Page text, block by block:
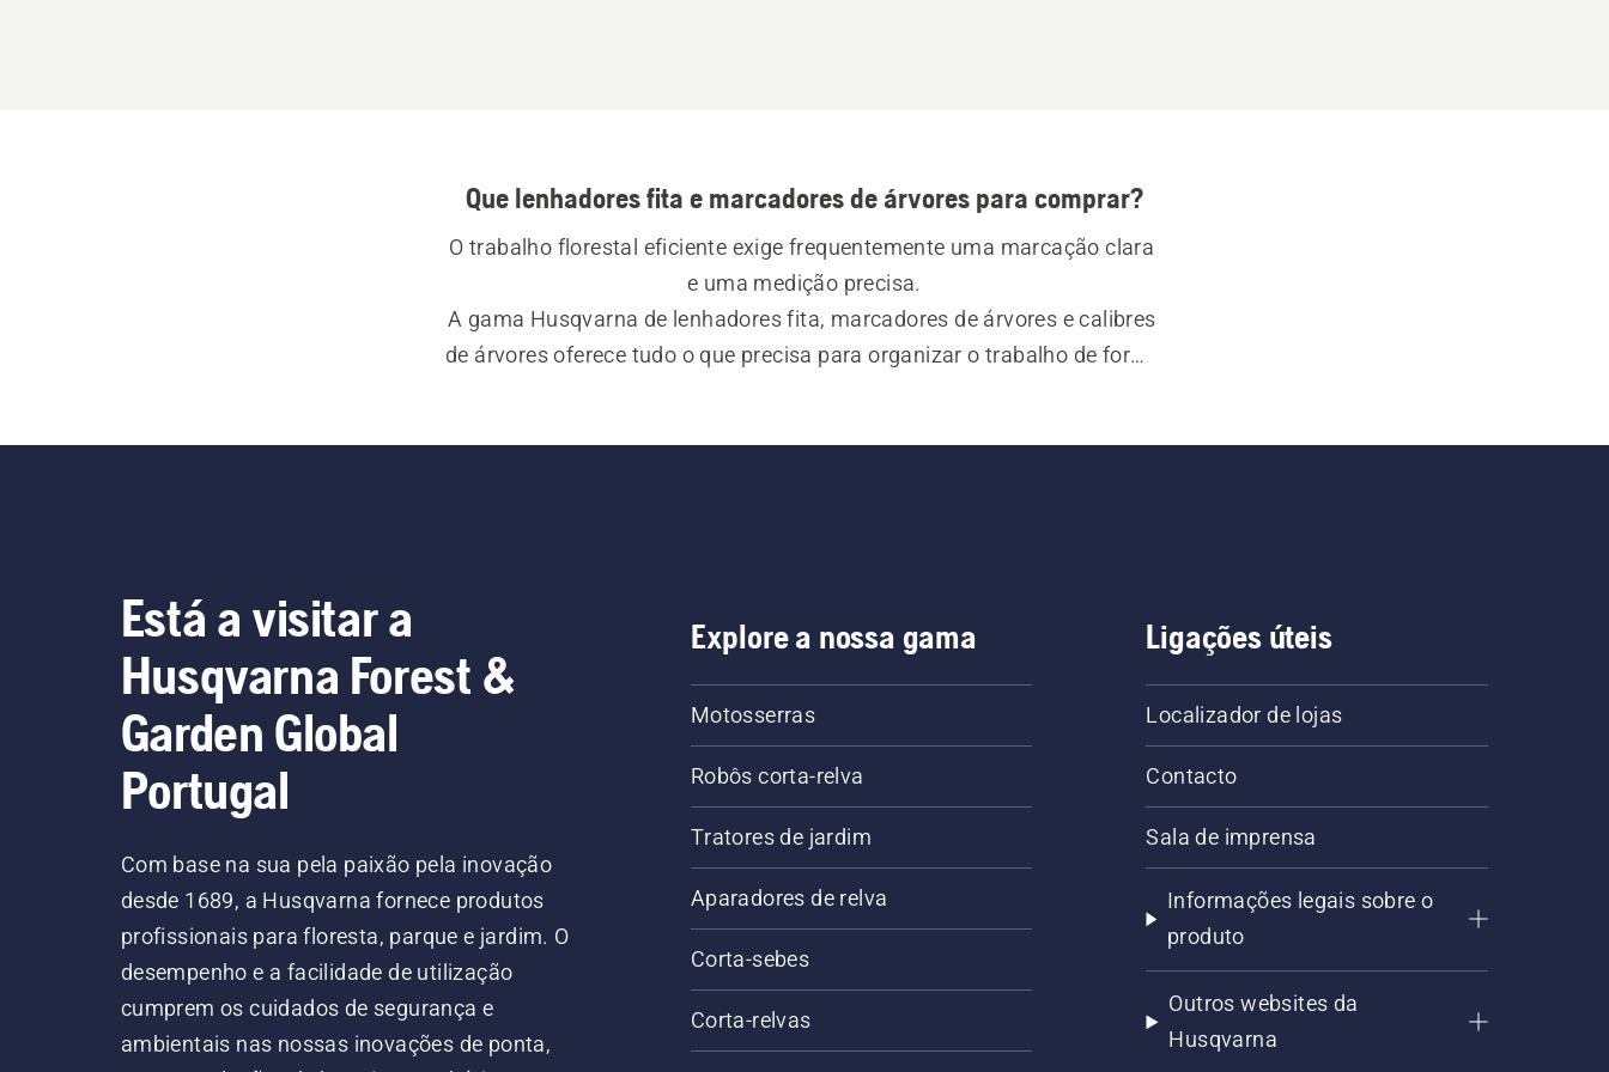
Que lenhadores fita e marcadores de árvores para comprar?
O trabalho florestal eficiente exige frequentemente uma marcação clara
e uma medição precisa.
A gama Husqvarna de lenhadores fita, marcadores de árvores e calibres
de árvores oferece tudo o que precisa para organizar o trabalho de forma
Está a visitar a
Husqvarna Forest &
Garden Global
Portugal
Com base na sua pela paixão pela inovação
desde 1689, a Husqvarna fornece produtos
profissionais para floresta, parque e jardim. O
desempenho e a facilidade de utilização
cumprem os cuidados de segurança e
ambientais nas nossas inovações de ponta,
Explore a nossa gama
Motosserras
Robôs corta-relva
Tratores de jardim
Aparadores de relva
Corta-sebes
Corta-relvas
Ligações úteis
Localizador de lojas
Contacto
Sala de imprensa
Informações legais sobre o
produto
Outros websites da
Husqvarna